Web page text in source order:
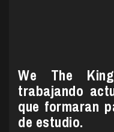
We The
trabajando
que formaran
de estudio.